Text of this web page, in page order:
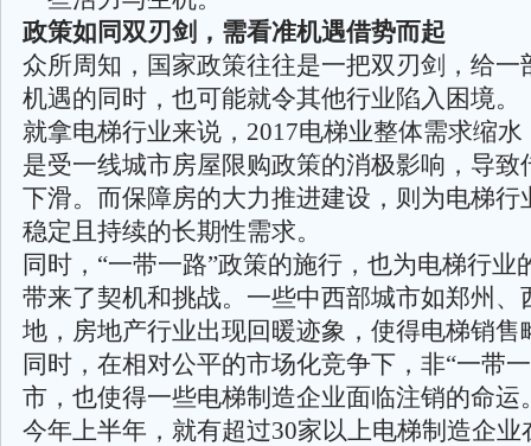
政策如同双刃剑，需看准机遇借势而起
众所周知，国家政策往往是一把双刃剑，给一
机遇的同时，也可能就令其他行业陷入困境。
就拿电梯行业来说，2017电梯业整体需求缩
是受一线城市房屋限购政策的消极影响，导致
下滑。而保障房的大力推进建设，则为电梯行
稳定且持续的长期性需求。
同时，“一带一路”政策的施行，也为电梯行业
带来了契机和挑战。一些中西部城市如郑州、
地，房地产行业出现回暖迹象，使得电梯销售
同时，在相对公平的市场化竞争下，非“一带
市，也使得一些电梯制造企业面临注销的命运
今年上半年，就有超过30家以上电梯制造企业